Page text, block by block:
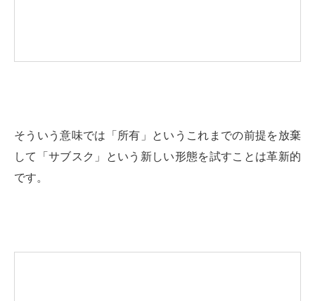
そういう意味では「所有」というこれまでの前提を放棄
して「サブスク」という新しい形態を試すことは革新的
です。